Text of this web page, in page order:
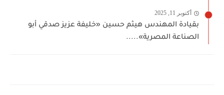
أكتوبر 11, 2025
بقيادة المهندس هيثم حسين «خليفة عزيز صدقي أبو
الصناعة المصرية».....